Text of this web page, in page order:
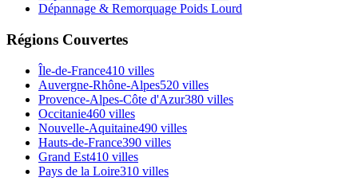
Dépannage & Remorquage Poids Lourd
Régions Couvertes
Île-de-France410 villes
Auvergne-Rhône-Alpes520 villes
Provence-Alpes-Côte d'Azur380 villes
Occitanie460 villes
Nouvelle-Aquitaine490 villes
Hauts-de-France390 villes
Grand Est410 villes
Pays de la Loire310 villes